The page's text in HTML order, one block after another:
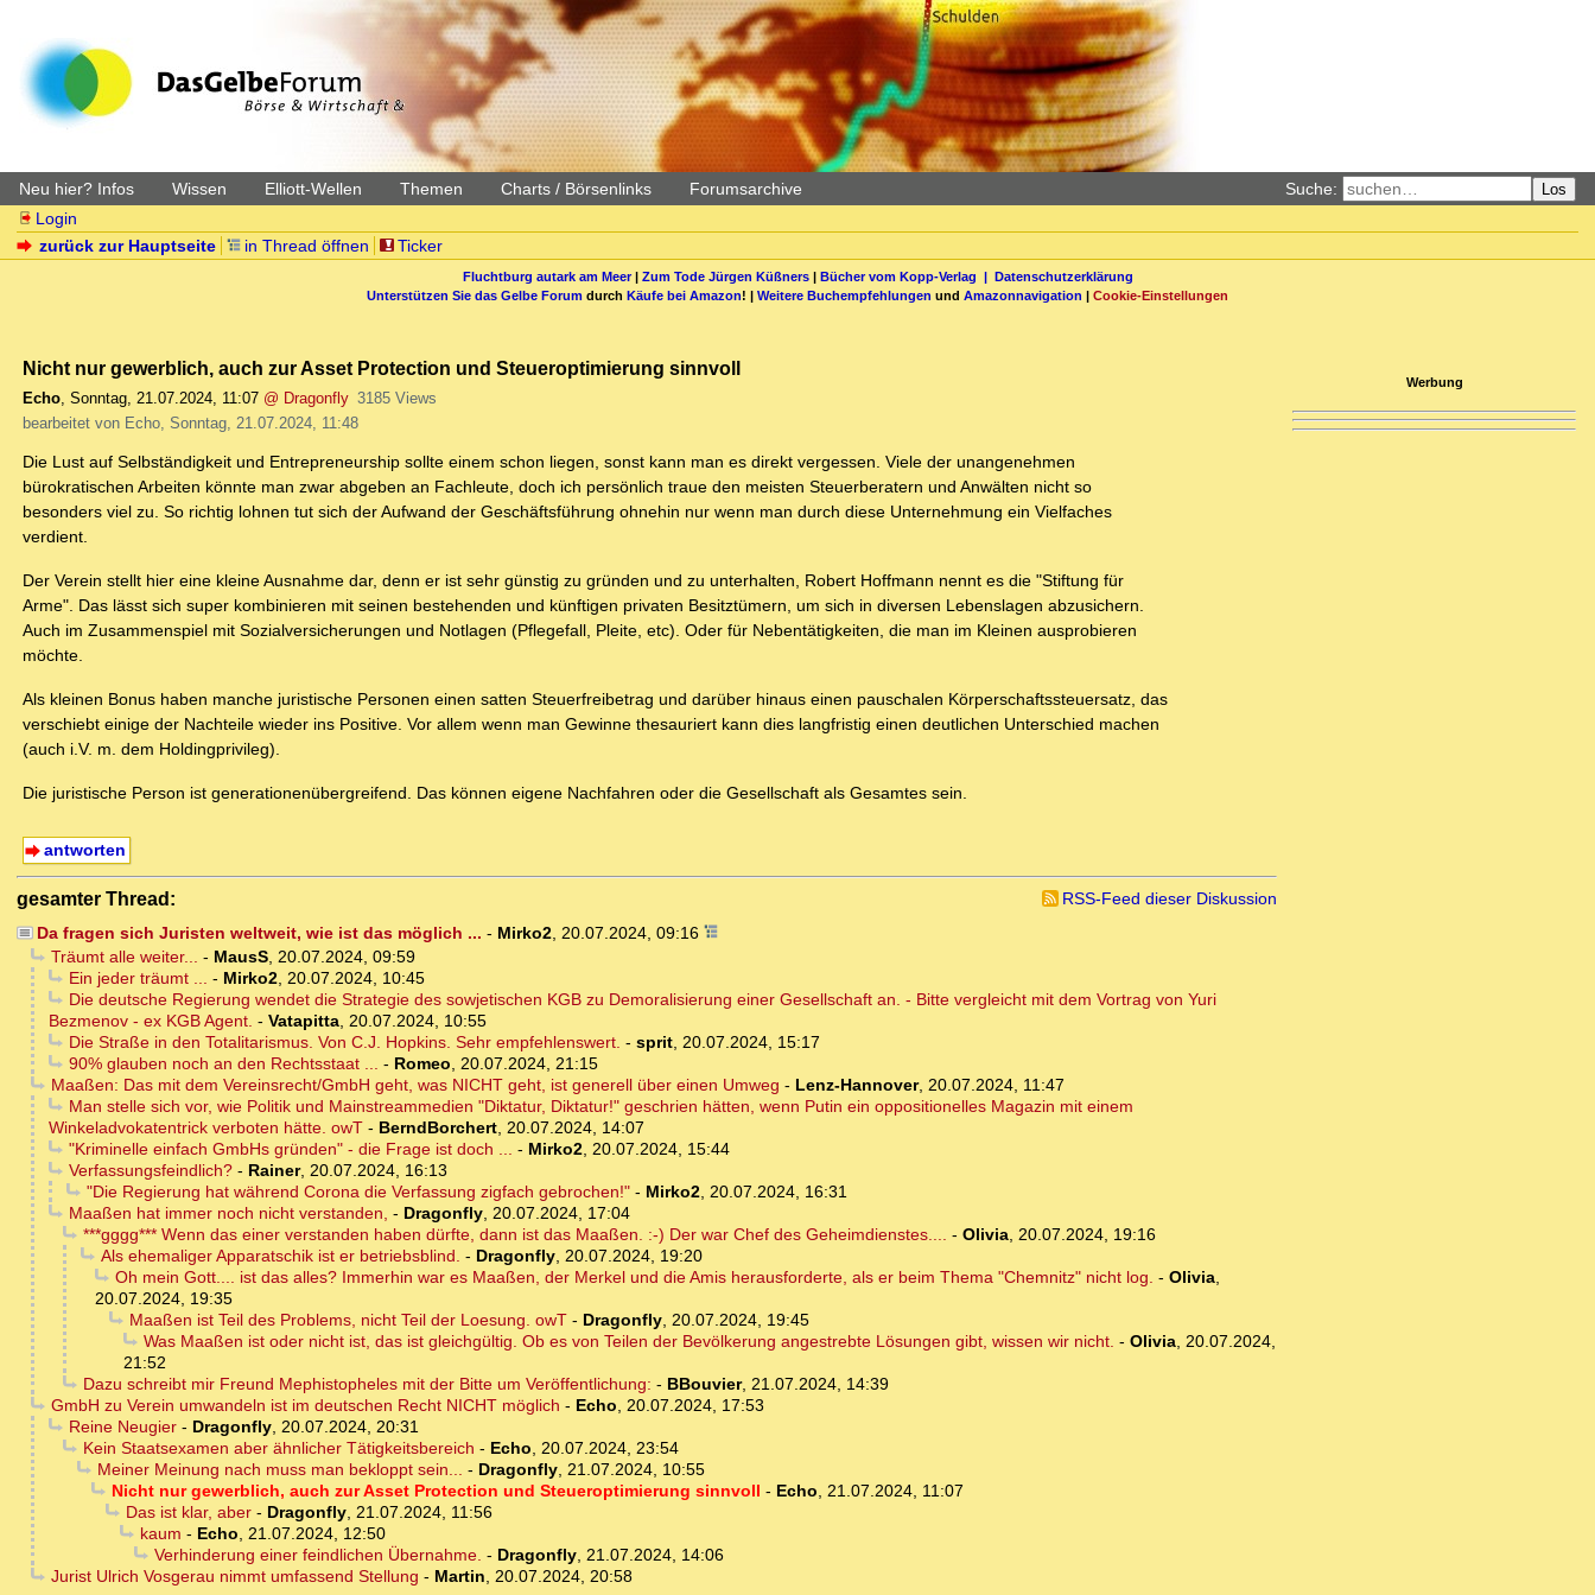
Neu hier? Infos Wissen Elliott-Wellen Themen Charts / Börsenlinks Forumsarchive Suche: Los
Login
zurück zur Hauptseite
in Thread öffnen Ticker
Fluchtburg autark am Meer| Zum Tode Jürgen Küßners| Bücher vom Kopp-Verlag | Datenschutzerklärung
Unterstützen Sie das Gelbe Forum durch Käufe bei Amazon! | Weitere Buchempfehlungen und Amazonnavigation | Cookie-Einstellungen
Nicht nur gewerblich, auch zur Asset Protection und Steueroptimierung sinnvoll
Echo, Sonntag, 21.07.2024, 11:07 @ Dragonfly 3185 Views
bearbeitet von Echo, Sonntag, 21.07.2024, 11:48
Die Lust auf Selbständigkeit und Entrepreneurship sollte einem schon liegen, sonst kann man es direkt vergessen. Viele der unangenehmen
bürokratischen Arbeiten könnte man zwar abgeben an Fachleute, doch ich persönlich traue den meisten Steuerberatern und Anwälten nicht so
besonders viel zu. So richtig lohnen tut sich der Aufwand der Geschäftsführung ohnehin nur wenn man durch diese Unternehmung ein Vielfaches
verdient.
Der Verein stellt hier eine kleine Ausnahme dar, denn er ist sehr günstig zu gründen und zu unterhalten, Robert Hoffmann nennt es die "Stiftung für
Arme". Das lässt sich super kombinieren mit seinen bestehenden und künftigen privaten Besitztümern, um sich in diversen Lebenslagen abzusichern.
Auch im Zusammenspiel mit Sozialversicherungen und Notlagen (Pflegefall, Pleite, etc). Oder für Nebentätigkeiten, die man im Kleinen ausprobieren
möchte.
Als kleinen Bonus haben manche juristische Personen einen satten Steuerfreibetrag und darüber hinaus einen pauschalen Körperschaftssteuersatz, das
verschiebt einige der Nachteile wieder ins Positive. Vor allem wenn man Gewinne thesauriert kann dies langfristig einen deutlichen Unterschied machen
(auch i.V. m. dem Holdingprivileg).
Die juristische Person ist generationenübergreifend. Das können eigene Nachfahren oder die Gesellschaft als Gesamtes sein.
antworten
gesamter Thread:
RSS-Feed dieser Diskussion
Da fragen sich Juristen weltweit, wie ist das möglich ... - Mirko2, 20.07.2024, 09:16
Träumt alle weiter... - MausS, 20.07.2024, 09:59
Ein jeder träumt ... - Mirko2, 20.07.2024, 10:45
Die deutsche Regierung wendet die Strategie des sowjetischen KGB zu Demoralisierung einer Gesellschaft an. - Bitte vergleicht mit dem Vortrag von Yuri
Bezmenov - ex KGB Agent. - Vatapitta, 20.07.2024, 10:55
Die Straße in den Totalitarismus. Von C.J. Hopkins. Sehr empfehlenswert. - sprit, 20.07.2024, 15:17
90% glauben noch an den Rechtsstaat ... - Romeo, 20.07.2024, 21:15
Maaßen: Das mit dem Vereinsrecht/GmbH geht, was NICHT geht, ist generell über einen Umweg - Lenz-Hannover, 20.07.2024, 11:47
Man stelle sich vor, wie Politik und Mainstreammedien "Diktatur, Diktatur!" geschrien hätten, wenn Putin ein oppositionelles Magazin mit einem
Winkeladvokatentrick verboten hätte. owT - BerndBorchert, 20.07.2024, 14:07
"Kriminelle einfach GmbHs gründen" - die Frage ist doch ... - Mirko2, 20.07.2024, 15:44
Verfassungsfeindlich?- Rainer, 20.07.2024, 16:13
"Die Regierung hat während Corona die Verfassung zigfach gebrochen!"- Mirko2, 20.07.2024, 16:31
Maaßen hat immer noch nicht verstanden, - Dragonfly, 20.07.2024, 17:04
***gggg*** Wenn das einer verstanden haben dürfte, dann ist das Maaßen. :-) Der war Chef des Geheimdienstes.... - Olivia, 20.07.2024, 19:16
Als ehemaliger Apparatschik ist er betriebsblind. - Dragonfly, 20.07.2024, 19:20
Oh mein Gott.... ist das alles? Immerhin war es Maaßen, der Merkel und die Amis herausforderte, als er beim Thema "Chemnitz" nicht log. - Olivia,
20.07.2024, 19:35
Maaßen ist Teil des Problems, nicht Teil der Loesung. owT- Dragonfly, 20.07.2024, 19:45
Was Maaßen ist oder nicht ist, das ist gleichgültig. Ob es von Teilen der Bevölkerung angestrebte Lösungen gibt, wissen wir nicht. - Olivia, 20.07.2024,
21:52
Dazu schreibt mir Freund Mephistopheles mit der Bitte um Veröffentlichung: - BBouvier, 21.07.2024, 14:39
GmbH zu Verein umwandeln ist im deutschen Recht NICHT möglich - Echo, 20.07.2024, 17:53
Reine Neugier- Dragonfly, 20.07.2024, 20:31
Kein Staatsexamen aber ähnlicher Tätigkeitsbereich - Echo, 20.07.2024, 23:54
Meiner Meinung nach muss man bekloppt sein... - Dragonfly, 21.07.2024, 10:55
Nicht nur gewerblich, auch zur Asset Protection und Steueroptimierung sinnvoll - Echo, 21.07.2024, 11:07
Das ist klar, aber- Dragonfly, 21.07.2024, 11:56
kaum - Echo, 21.07.2024, 12:50
Verhinderung einer feindlichen Übernahme. - Dragonfly, 21.07.2024, 14:06
Jurist Ulrich Vosgerau nimmt umfassend Stellung - Martin, 20.07.2024, 20:58
Werbung